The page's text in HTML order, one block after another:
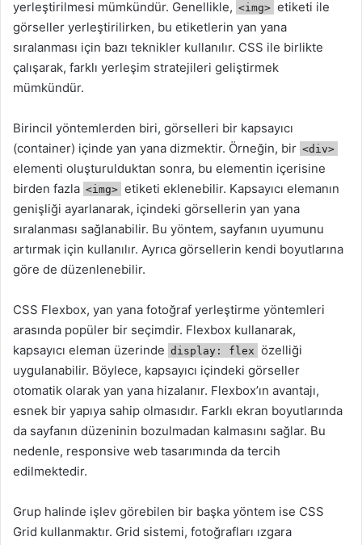
yerleştirilmesi mümkündür. Genellikle, <img> etiketi ile
görseller yerleştirilirken, bu etiketlerin yan yana
sıralanması için bazı teknikler kullanılır. CSS ile birlikte
çalışarak, farklı yerleşim stratejileri geliştirmek
mümkündür.
Birincil yöntemlerden biri, görselleri bir kapsayıcı
(container) içinde yan yana dizmektir. Örneğin, bir <div>
elementi oluşturulduktan sonra, bu elementin içerisine
birden fazla <img> etiketi eklenebilir. Kapsayıcı elemanın
genişliği ayarlanarak, içindeki görsellerin yan yana
sıralanması sağlanabilir. Bu yöntem, sayfanın uyumunu
artırmak için kullanılır. Ayrıca görsellerin kendi boyutlarına
göre de düzenlenebilir.
CSS Flexbox, yan yana fotoğraf yerleştirme yöntemleri
arasında popüler bir seçimdir. Flexbox kullanarak,
kapsayıcı eleman üzerinde display: flex özelliği
uygulanabilir. Böylece, kapsayıcı içindeki görseller
otomatik olarak yan yana hizalanır. Flexbox’ın avantajı,
esnek bir yapıya sahip olmasıdır. Farklı ekran boyutlarında
da sayfanın düzeninin bozulmadan kalmasını sağlar. Bu
nedenle, responsive web tasarımında da tercih
edilmektedir.
Grup halinde işlev görebilen bir başka yöntem ise CSS
Grid kullanmaktır. Grid sistemi, fotoğrafları ızgara